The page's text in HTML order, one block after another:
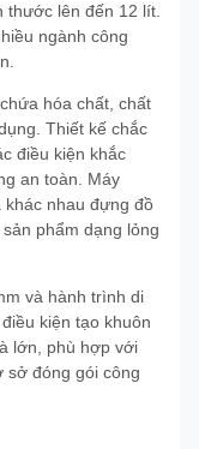
thước lên đến 12 lít.
ngành công
hóa chất, chất
Thiết kế chắc
điều kiện khắc
an toàn. Máy
khác nhau đựng đồ
phẩm dạng lỏng
và hành trình di
kiện tạo khuôn
lớn, phù hợp với
sở đóng gói công